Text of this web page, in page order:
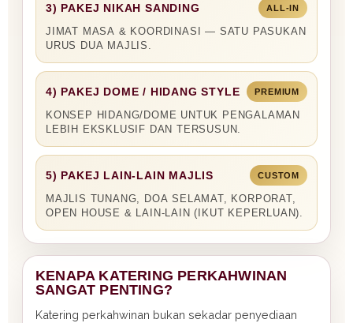
3) PAKEJ NIKAH SANDING ALL-IN
JIMAT MASA & KOORDINASI — SATU PASUKAN
URUS DUA MAJLIS.
4) PAKEJ DOME / HIDANG STYLE PREMIUM
KONSEP HIDANG/DOME UNTUK PENGALAMAN
LEBIH EKSKLUSIF DAN TERSUSUN.
5) PAKEJ LAIN-LAIN MAJLIS CUSTOM
MAJLIS TUNANG, DOA SELAMAT, KORPORAT,
OPEN HOUSE & LAIN-LAIN (IKUT KEPERLUAN).
KENAPA KATERING PERKAHWINAN
SANGAT PENTING?
Katering perkahwinan bukan sekadar penyediaan